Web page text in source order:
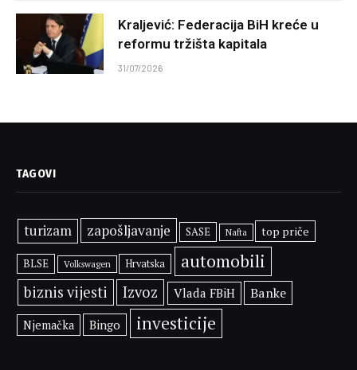
Kraljević: Federacija BiH kreće u
reformu tržišta kapitala
31/07/2026
TAGOVI
turizam zapošljavanje SASE Nafta top priče
BLSE Volkswagen Hrvatska automobili
biznis vijesti Izvoz Vlada FBiH Banke
Njemačka Bingo investicije